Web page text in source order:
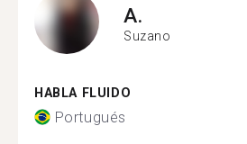
A.
Suzano
HABLA FLUIDO
Portugués